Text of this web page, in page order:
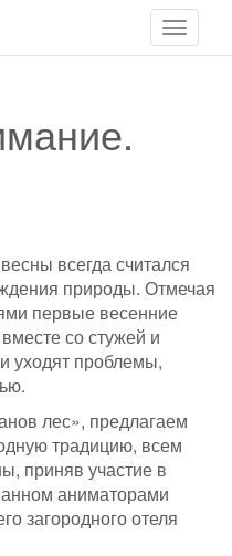
всегда считался
природы. Отмечая
первые весенние
со стужей и
уходят проблемы,
лес», предлагаем
традицию, всем
приняв участие в
аниматорами
загородного отеля